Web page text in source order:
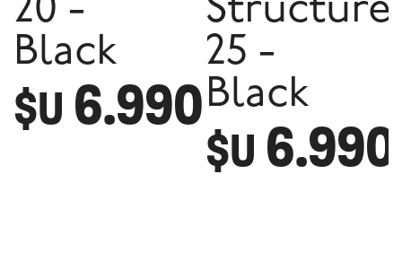
20 -
Black
$U 6.990
Structure
25 -
Black
$U 6.990